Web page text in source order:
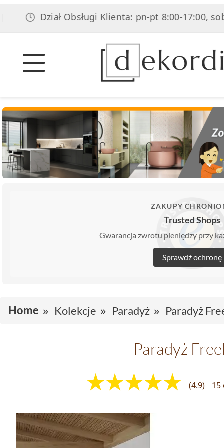
Dział Obsługi Klienta: pn-pt 8:00-17:00, sob
ZAKUPY
Trusted Shops
Gwarancja zwrotu pieniędzy przy
Sprawdź ochronę
Home Kolekcje Paradyż Paradyż
Paradyż
(4.9)